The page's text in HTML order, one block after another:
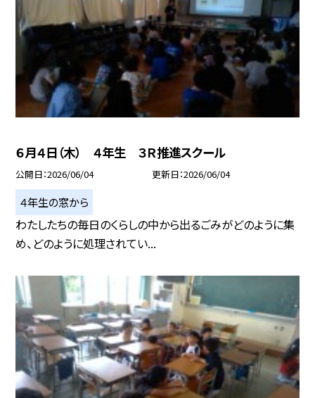
６月４日（木） ４年生 ３Ｒ推進スクール
公開日 2026/06/04 更新日 2026/06/04
４年生の窓から
わたしたちの毎⽇のくらしの中から出るごみがどのように集
め、どのように処理されてい...